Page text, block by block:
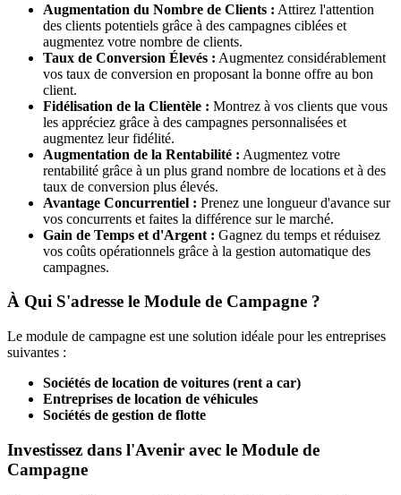
Augmentation du Nombre de Clients : Attirez l'attention
des clients potentiels grâce à des campagnes ciblées et
augmentez votre nombre de clients.
Taux de Conversion Élevés : Augmentez considérablement
vos taux de conversion en proposant la bonne offre au bon
client.
Fidélisation de la Clientèle : Montrez à vos clients que vous
les appréciez grâce à des campagnes personnalisées et
augmentez leur fidélité.
Augmentation de la Rentabilité : Augmentez votre
rentabilité grâce à un plus grand nombre de locations et à des
taux de conversion plus élevés.
Avantage Concurrentiel : Prenez une longueur d'avance sur
vos concurrents et faites la différence sur le marché.
Gain de Temps et d'Argent : Gagnez du temps et réduisez
vos coûts opérationnels grâce à la gestion automatique des
campagnes.
À Qui S'adresse le Module de Campagne ?
Le module de campagne est une solution idéale pour les entreprises
suivantes :
Sociétés de location de voitures (rent a car)
Entreprises de location de véhicules
Sociétés de gestion de flotte
Investissez dans l'Avenir avec le Module de
Campagne